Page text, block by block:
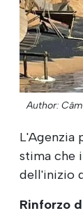
Author:
L'Agenzia
stima che
dell'inizio
Rinforzo